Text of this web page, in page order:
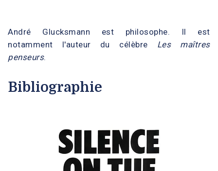
André Glucksmann est philosophe. Il est
notamment l'auteur du célèbre Les maîtres
penseurs.
Bibliographie